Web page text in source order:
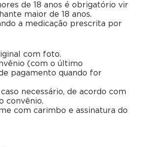
de 18 anos é obrigatório vir
maior de 18 anos.
a medicação prescrita por
com foto.
(com o último
pagamento quando for
caso necessário, de acordo com
convênio.
com carimbo e assinatura do